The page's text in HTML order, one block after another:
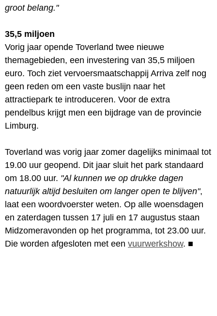
groot belang."
35,5 miljoen
Vorig jaar opende Toverland twee nieuwe
themagebieden, een investering van 35,5 miljoen
euro. Toch ziet vervoersmaatschappij Arriva zelf nog
geen reden om een vaste buslijn naar het
attractiepark te introduceren. Voor de extra
pendelbus krijgt men een bijdrage van de provincie
Limburg.
Toverland was vorig jaar zomer dagelijks minimaal tot
19.00 uur geopend. Dit jaar sluit het park standaard
om 18.00 uur. "Al kunnen we op drukke dagen
natuurlijk altijd besluiten om langer open te blijven",
laat een woordvoerster weten. Op alle woensdagen
en zaterdagen tussen 17 juli en 17 augustus staan
Midzomeravonden op het programma, tot 23.00 uur.
Die worden afgesloten met een vuurwerkshow. ■